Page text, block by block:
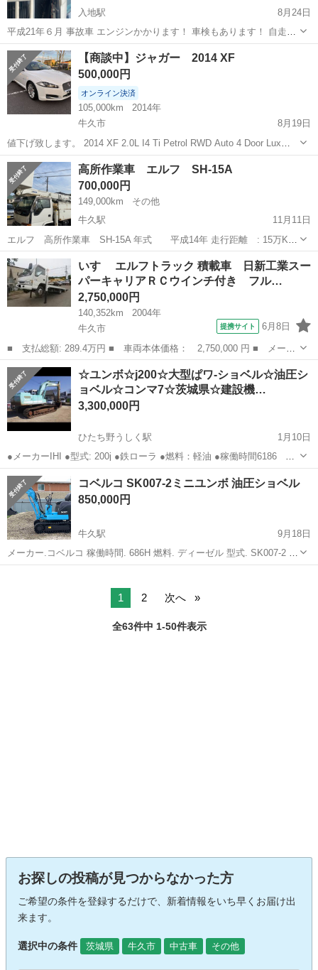
入地駅
8月24日
平成21年６月 事故車 エンジンかかります！ 車検もあります！ 自走は
かろうじて出来ます！ 部品取り確定 2730cc バン
茨城 牛久市 入地駅 その他 ダッチ
【商談中】ジャガー 2014 XF
500,000円
オンライン決済
105,000km
2014年
牛久市
8月19日
値下げ致します。 2014 XF 2.0L I4 Ti Petrol RWD Auto 4 Door Lux
H26年式 10.5万キロ 車検令和9年2月迄 不具合特になし。 禁煙車、革
シート 現車確認...
茨城 牛久市 その他
高所作業車 エルフ SH-15A
700,000円
149,000km
その他
牛久駅
11月11日
エルフ 高所作業車 SH-15A 年式 平成14年 走行距離 : 15万KM
気になる方事前に連絡いただければ現車確認できます。
茨城 牛久市 牛久駅 その他 エルフ
いすゞ エルフトラック 積載車 日新工業スー
パーキャリアＲＣウインチ付き フル…
2,750,000円
140,352km
2004年
牛久市
提携サイト 6月8日
■ 支払総額: 289.4万円 ■ 車両本体価格： 2,750,000 円 ■ メーカ
ー名： いすゞ ■ 車種名： エルフトラック ■ グレード名： 積
載車 日新工業スーパーキャリアＲＣウインチ付き フルオート操作
（ジャッ...
茨城 牛久市 その他
☆ユンボ☆j200☆大型ぱワ-ショベル☆油圧シ
ョベル☆コンマ7☆茨城県☆建設機…
3,300,000円
ひたち野うしく駅
1月10日
●メーカーIHI ●型式: 200j ●鉄ローラ ●燃料：軽油 ●稼働時間6186 ◆
作動オイル…交換済み ◆エンジンオイル…交換済み ◆エンジンオイル
エレメント…交換済み ◆ エア—...
茨城 重機
コベルコ SK007-2ミニユンボ 油圧ショベル
850,000円
牛久駅
9月18日
メーカー.コベルコ 稼働時間. 686H 燃料. ディーゼル 型式. SK007-2 ★
商品説明★ ◇すべての操作できて、すぐに使用できる状態です。 ◇シ
1 2 次へ
全63件中 1-50件表示
お探しの投稿が見つからなかった方
ご希望の条件を登録するだけで、新着情報をいち早くお届け出
来ます。
選択中の条件 茨城県 牛久市 中古車 その他